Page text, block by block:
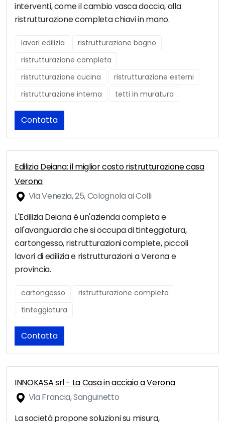
interventi, come il cambio vasca doccia, alla
ristrutturazione completa chiavi in mano.
lavori edilizia
ristrutturazione bagno
ristrutturazione completa
ristrutturazione cucina
ristrutturazione esterni
ristrutturazione interna
tetti in muratura
Contatta
Edilizia Deiana: il miglior costo ristrutturazione casa
Verona
Via Venezia, 25, Colognola ai Colli
L'Edilizia Deiana è un'azienda completa e
all'avanguardia che si occupa di tinteggiatura,
cartongesso, ristrutturazioni complete, piccoli
lavori di edilizia e ristrutturazioni a Verona e
provincia.
cartongesso
ristrutturazione completa
tinteggiatura
Contatta
INNOKASA srl - La Casa in acciaio a Verona
Via Francia, Sanguinetto
La società propone soluzioni su misura,